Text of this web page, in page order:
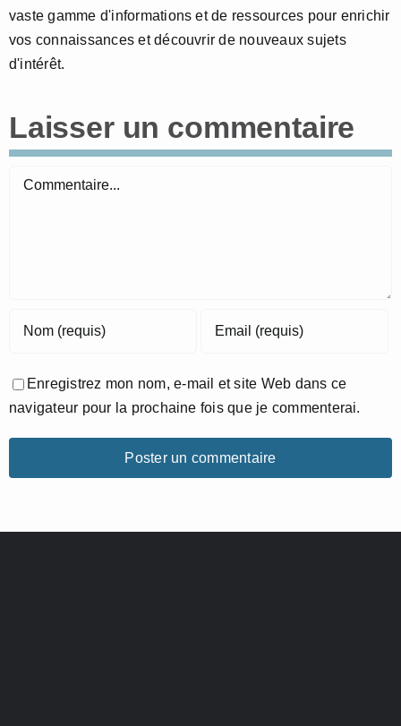
vaste gamme d'informations et de ressources pour enrichir
vos connaissances et découvrir de nouveaux sujets
d'intérêt.
Laisser un commentaire
Commentaire
Enregistrez mon nom, e-mail et site Web dans ce
navigateur pour la prochaine fois que je commenterai.